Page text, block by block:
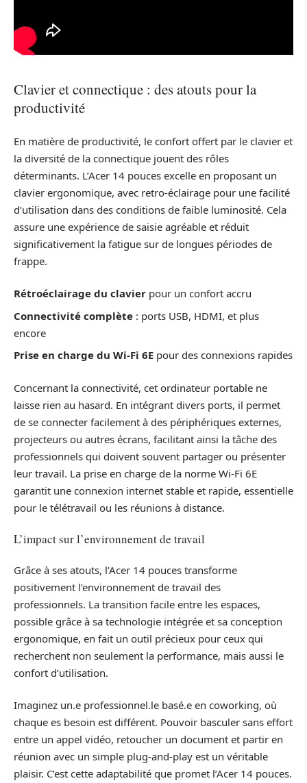
Clavier et connectique : des atouts pour la
productivité
En matière de productivité, le confort offert par le clavier et
la diversité de la connectique jouent des rôles
déterminants. L’Acer 14 pouces excelle en proposant un
clavier ergonomique, avec retro-éclairage pour une facilité
d’utilisation dans des conditions de faible luminosité. Cela
assure une expérience de saisie agréable et réduit
significativement la fatigue sur de longues périodes de
frappe.
Rétroéclairage du clavier pour un confort accru
Connectivité complète : ports USB, HDMI, et plus
encore
Prise en charge du Wi-Fi 6E pour des connexions rapides
Concernant la connectivité, cet ordinateur portable ne
laisse rien au hasard. En intégrant divers ports, il permet
de se connecter facilement à des périphériques externes,
projecteurs ou autres écrans, facilitant ainsi la tâche des
professionnels qui doivent souvent partager ou présenter
leur travail. La prise en charge de la norme Wi-Fi 6E
garantit une connexion internet stable et rapide, essentielle
pour le télétravail ou les réunions à distance.
L’impact sur l’environnement de travail
Grâce à ses atouts, l’Acer 14 pouces transforme
positivement l’environnement de travail des
professionnels. La transition facile entre les espaces,
possible grâce à sa technologie intégrée et sa conception
ergonomique, en fait un outil précieux pour ceux qui
recherchent non seulement la performance, mais aussi le
confort d’utilisation.
Imaginez un.e professionnel.le basé.e en coworking, où
chaque es besoin est différent. Pouvoir basculer sans effort
entre un appel vidéo, retoucher un document et partir en
réunion avec un simple plug-and-play est un véritable
plaisir. C’est cette adaptabilité que promet l’Acer 14 pouces.